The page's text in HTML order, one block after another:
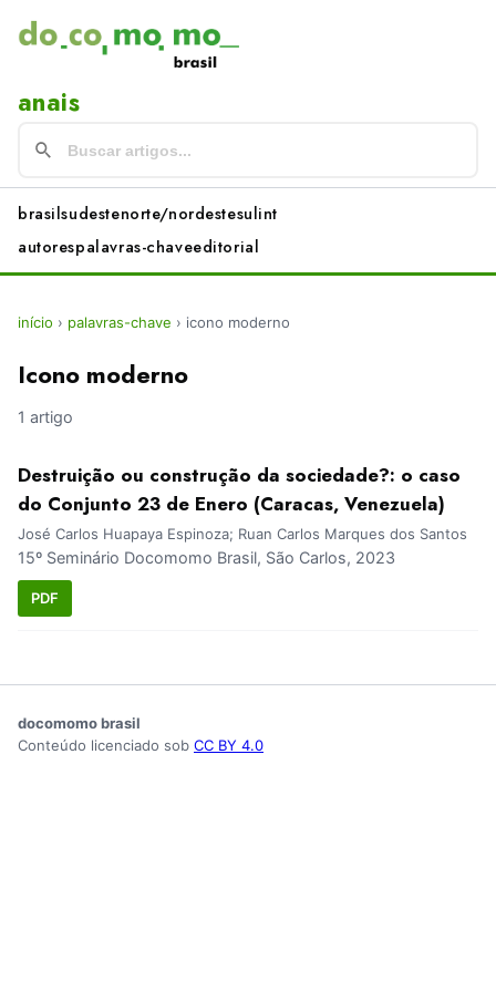
anais
brasilsudestenorte/nordestesulint
autorespalavras-chaveeditorial
início › palavras-chave › icono moderno
Icono moderno
1 artigo
Destruição ou construção da sociedade?: o caso
do Conjunto 23 de Enero (Caracas, Venezuela)
José Carlos Huapaya Espinoza; Ruan Carlos Marques dos Santos
15º Seminário Docomomo Brasil, São Carlos, 2023
PDF
docomomo brasil
Conteúdo licenciado sob CC BY 4.0